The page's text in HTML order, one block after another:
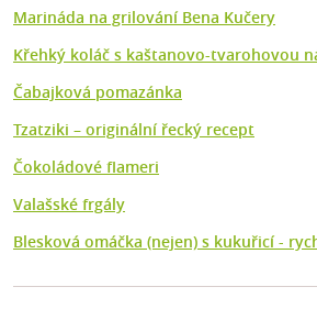
Marináda na grilování Bena Kučery
Křehký koláč s kaštanovo-tvarohovou
Čabajková pomazánka
Tzatziki – originální řecký recept
Čokoládové flameri
Valašské frgály
Blesková omáčka (nejen) s kukuřicí -